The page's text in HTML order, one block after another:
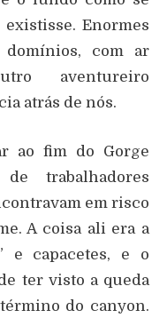
Enormes
com ar
aventureiro
atrás de nós.
ao fim do Gorge
trabalhadores
em risco
A coisa ali era a
e capacetes, e o
ter visto a queda
do canyon.